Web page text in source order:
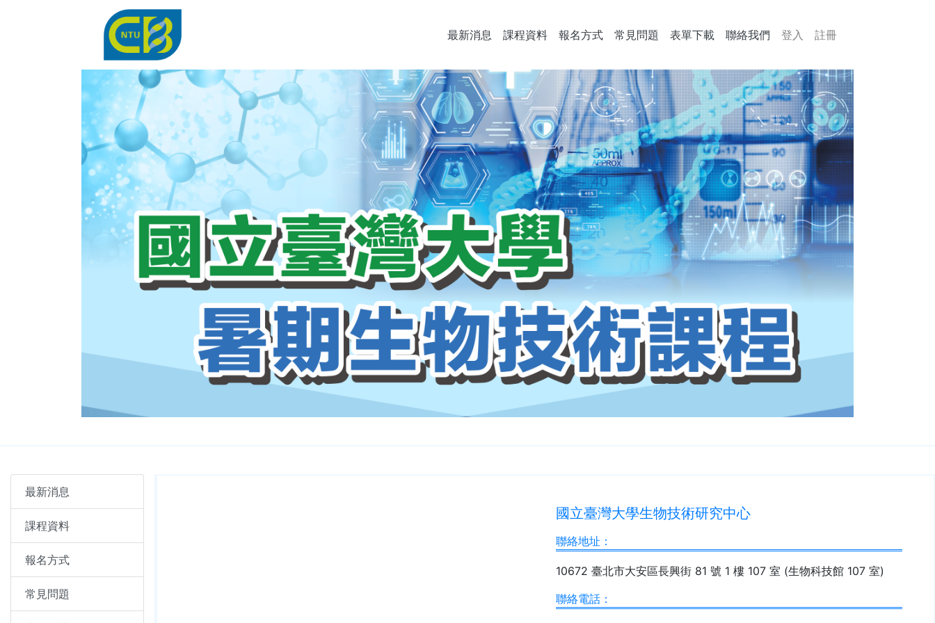
最新消息 課程資料 報名方式 常見問題 表單下載 聯絡我們 登入 註冊
最新消息
課程資料
報名方式
常見問題
國立臺灣大學生物技術研究中心
聯絡地址：
10672 臺北市大安區長興街 81 號 1 樓 107 室 (生物科技館 107 室)
聯絡電話：